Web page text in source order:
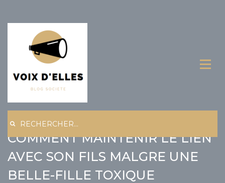
content
DROIT DES GRANDS-PARENTS :
COMMENT MAINTENIR LE LIEN
AVEC SON FILS MALGRE UNE
BELLE-FILLE TOXIQUE